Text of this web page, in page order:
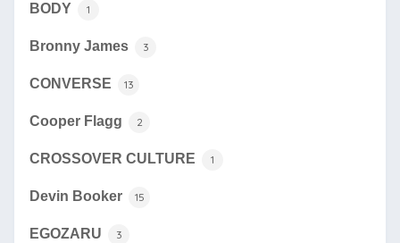
BODY 1
Bronny James 3
CONVERSE 13
Cooper Flagg 2
CROSSOVER CULTURE 1
Devin Booker 15
EGOZARU 3